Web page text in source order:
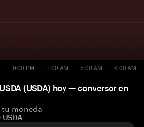
(USDA) hoy — conversor en
tu moneda
USDA